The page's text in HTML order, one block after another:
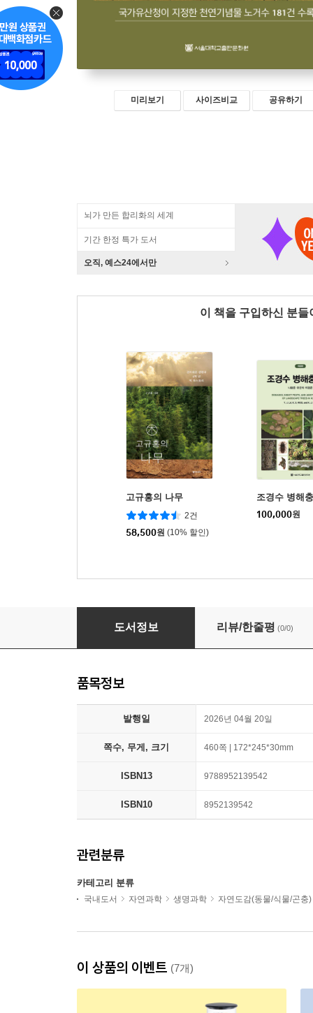
미리보기 사이즈비교 공유하기
뇌가 만든 합리화의 세계
기간 한정 특가 도서
오직, 예스24에서만
이 책을 구입하신 분
고규홍의 나무
2건
58,500원 (10% 할인)
조경수 병해
100,000원
한국 천연기념물 노거수 도감
도서정보 리뷰/한줄평 (0/0)
품목정보
발행일 2026년 04월 20일
쪽수, 무게, 크기 460쪽 | 172*245*30mm
ISBN13 9788952139542
ISBN10 8952139542
관련분류
카테고리 분류
국내도서 자연과학 생명과학 자연도감(동물/식물/곤충)
이 상품의 이벤트 (7개)